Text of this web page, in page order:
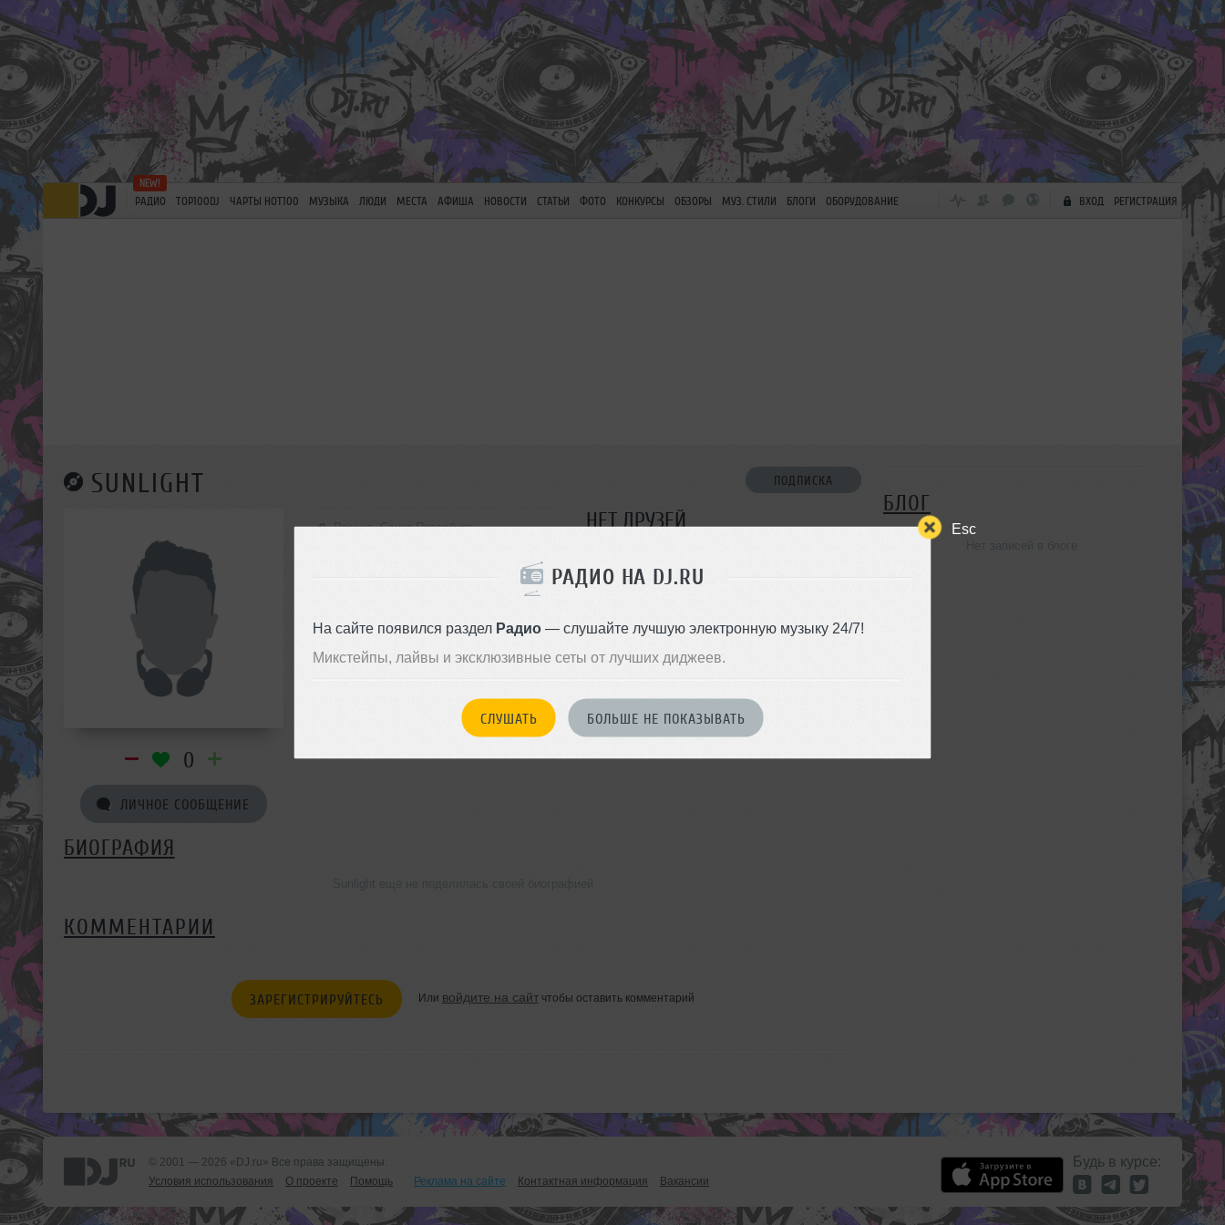
Esc
РАДИО НА DJ.RU
На сайте появился раздел Радио— слушайте лучшую электронную музыку 24/7!
Микстейпы, лайвы и эксклюзивные сеты от лучших диджеев.
СЛУШАТЬ БОЛЬШЕ НЕ ПОКАЗЫВАТЬ
РАДИО TOP100DJ ЧАРТЫ HOT100 МУЗЫКА ЛЮДИ МЕСТА АФИША НОВОСТИ СТАТЬИ ФОТО КОНКУРСЫ ОБЗОРЫ МУЗ. СТИЛИ БЛОГИ ОБОРУДОВАНИЕ ВХОД РЕГИСТРАЦИЯ
SUNLIGHT ПОДПИСКА
0
ЛИЧНОЕ СООБЩЕНИЕ
Россия, Санкт-Петербург НЕТ ДРУЗЕЙ
БИОГРАФИЯ
КОММЕНТАРИИ
ЗАРЕГИСТРИРУЙТЕСЬ Или войдите на сайтчтобы оставить комментарий
БЛОГ
© 2001 — 2026 «DJ.ru» Все права защищены.
Условия использования
О проекте Помощь Реклама на сайте Контактная информация Вакансии
Будь в курсе: